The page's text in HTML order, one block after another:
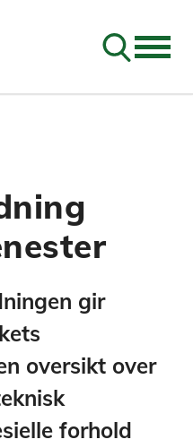
Søk
gir
oversikt over
forhold